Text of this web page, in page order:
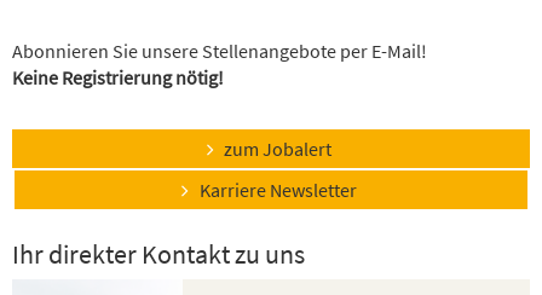
Abonnieren Sie unsere Stellenangebote per E-Mail!
Keine Registrierung nötig!
zum Jobalert
Karriere Newsletter
Ihr direkter Kontakt zu uns